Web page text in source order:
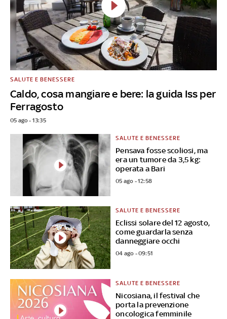
Caldo, cosa mangiare e bere: la guida Iss per
Ferragosto
SALUTE E BENESSERE
05 ago - 13:35
Pensava fosse scoliosi, ma
era un tumore da 3,5 kg:
operata a Bari
SALUTE E BENESSERE
05 ago - 12:58
Eclissi solare del 12 agosto,
come guardarla senza
danneggiare occhi
SALUTE E BENESSERE
04 ago - 09:51
Nicosiana, il festival che
porta la prevenzione
oncologica femminile
SALUTE E BENESSERE